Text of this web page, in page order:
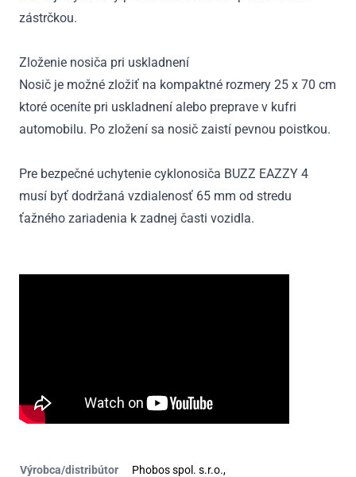
zástrčkou.
Zloženie nosiča pri uskladnení
Nosič je možné zložiť na kompaktné rozmery 25 x 70 cm
ktoré oceníte pri uskladnení alebo preprave v kufri
automobilu. Po zložení sa nosič zaistí pevnou poistkou.
Pre bezpečné uchytenie cyklonosiča BUZZ EAZZY 4
musí byť dodržaná vzdialenosť 65 mm od stredu
ťažného zariadenia k zadnej časti vozidla.
Výrobca/distribútor Phobos spol. s.r.o.,